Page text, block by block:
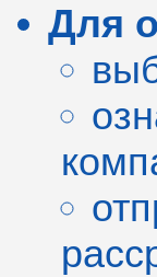
Для